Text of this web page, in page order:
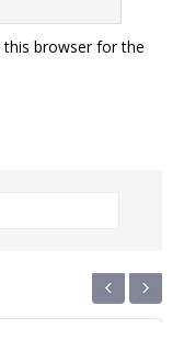
this browser for the
‹ ›